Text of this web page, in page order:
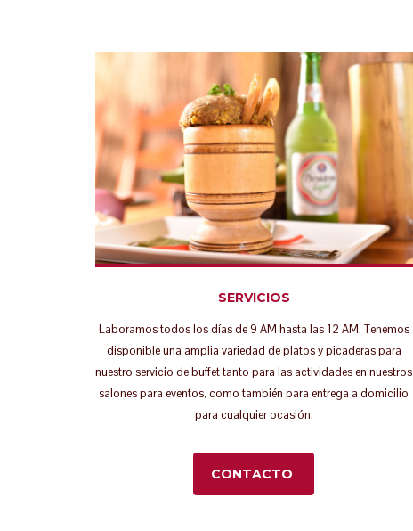
SERVICIOS
Laboramos todos los días de 9 AM hasta las 12 AM. Tenemos
disponible una amplia variedad de platos y picaderas para
nuestro servicio de buffet tanto para las actividades en nuestros
salones para eventos, como también para entrega a domicilio
para cualquier ocasión.
CONTACTO